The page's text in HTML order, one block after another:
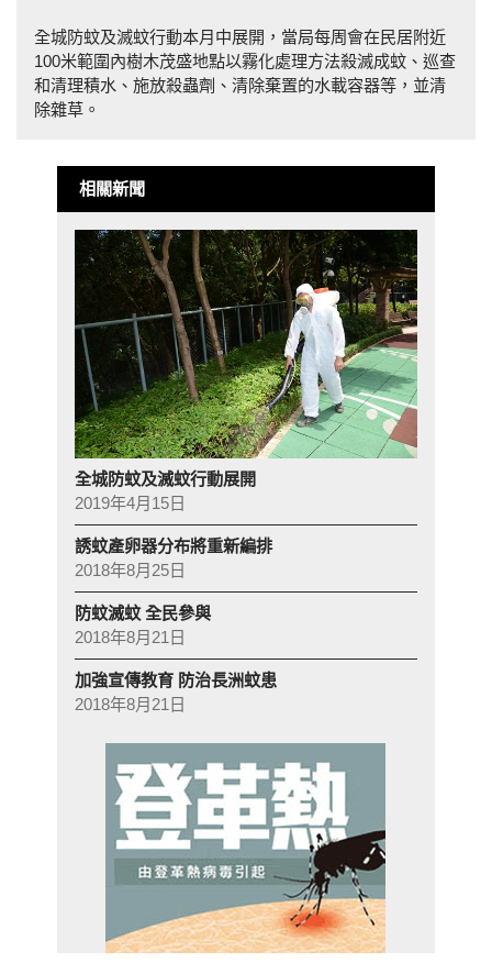
全城防蚊及滅蚊行動本月中展開，當局每周會在民居附近
100米範圍內樹木茂盛地點以霧化處理方法殺滅成蚊、巡查
和清理積水、施放殺蟲劑、清除棄置的水載容器等，並清
除雜草。
相關新聞
全城防蚊及滅蚊行動展開
2019年4月15日
誘蚊產卵器分布將重新編排
2018年8月25日
防蚊滅蚊 全民參與
2018年8月21日
加強宣傳教育 防治長洲蚊患
2018年8月21日